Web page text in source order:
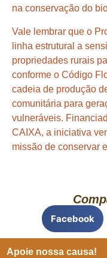
na conservação do
Vale lembrar que o
linha estrutural a
propriedades rurais
conforme o Código
cadeia de produção
comunitária para
vulneráveis.
CAIXA, a iniciativa
missão de conservar
Facebook
Apoie nossa causa!